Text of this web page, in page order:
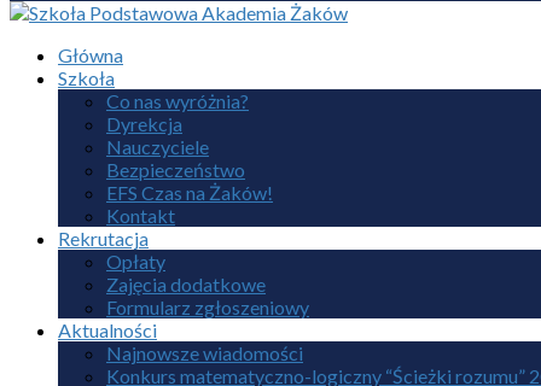
Główna
Szkoła
Co nas wyróżnia?
Dyrekcja
Nauczyciele
Bezpieczeństwo
EFS Czas na Żaków!
Kontakt
Rekrutacja
Opłaty
Zajęcia dodatkowe
Formularz zgłoszeniowy
Aktualności
Najnowsze wiadomości
Konkurs matematyczno-logiczny “Ścieżki rozumu”